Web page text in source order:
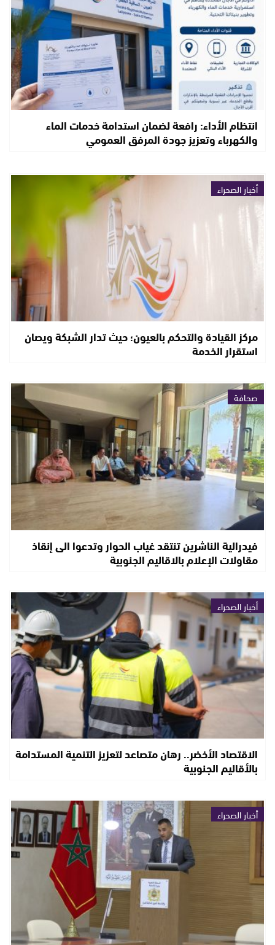
انتظام الأداء: رافعة لضمان استدامة خدمات الماء
والكهرباء وتعزيز جودة المرفق العمومي
أخبار الصحراء
مركز القيادة والتحكم بالعيون؛ حيث تدار الشبكة ويصان
استقرار الخدمة
صحافة
فيدرالية الناشرين تنتقد غياب الحوار وتدعوا الى إنقاذ
مقاولات الإعلام بالاقاليم الجنوبية
أخبار الصحراء
الاقتصاد الأخضر.. رهان متصاعد لتعزيز التنمية المستدامة
بالأقاليم الجنوبية
أخبار الصحراء